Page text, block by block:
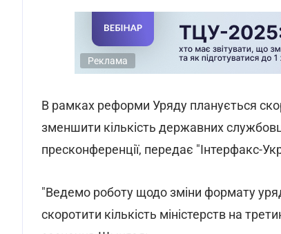
Реклама
В рамках реформи Уряду планується
зменшити кількість державних
пресконференції, передає "Інтерфакс-
"Ведемо роботу щодо зміни формату
скоротити кількість міністерств на